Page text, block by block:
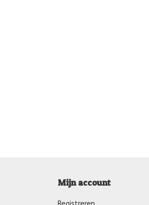
Mijn account